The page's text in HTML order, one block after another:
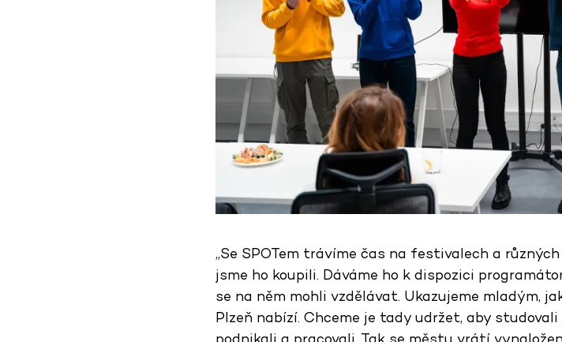
„Se SPOTem trávíme čas na festivalech a
jsme ho koupili. Dáváme ho k dispozici
se na něm mohli vzdělávat. Ukazujeme mladým,
Plzeň nabízí. Chceme je tady udržet, aby